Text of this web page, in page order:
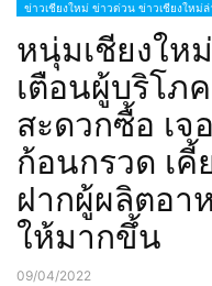
ข่าวเชียงใหม่ ข่าวด่วน ข่าวเชียงใหม่
หนุ่มเชียงให
เตือนผู้บริโภ
สะดวกซื้อ เจ
ก้อนกรวด เคี้
ฝากผู้ผลิตอา
ให้มากขึ้น
09/04/2022